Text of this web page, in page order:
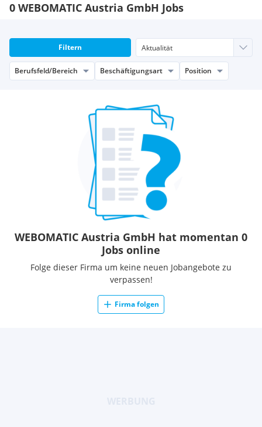
0 WEBOMATIC Austria GmbH Jobs
Filtern
Berufsfeld/Bereich Beschäftigungsart Position
WEBOMATIC Austria GmbH hat momentan 0
Jobs online
Folge dieser Firma um keine neuen Jobangebote zu
verpassen!
Firma folgen